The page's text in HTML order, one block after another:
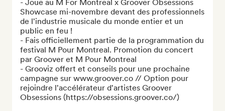
- Joue au M For Montreal x Groover Obsessions
Showcase mi-novembre devant des professionnels
de l'industrie musicale du monde entier et un
public en feu !
- Fais officiellement partie de la programmation du
festival M Pour Montreal. Promotion du concert
par Groover et M Pour Montreal
- Grooviz offert et conseils pour une prochaine
campagne sur www.groover.co // Option pour
rejoindre l'accélérateur d'artistes Groover
Obsessions (https://obsessions.groover.co/)